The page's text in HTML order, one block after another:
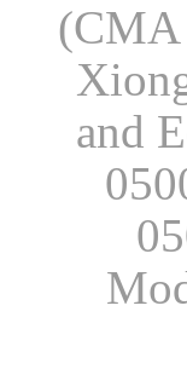
(CMA
and